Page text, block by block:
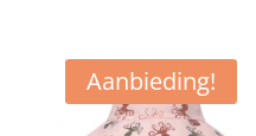
€18,95.€14,21.
Aanbieding!